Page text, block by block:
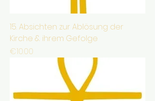
15. Absichten zur Ablösung der
Kirche & ihrem Gefolge
Price
€10.00